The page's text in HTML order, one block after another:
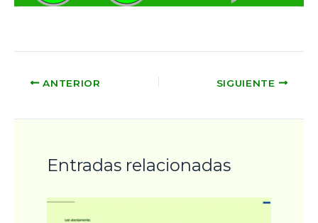
ANTERIOR SIGUIENTE
Entradas relacionadas